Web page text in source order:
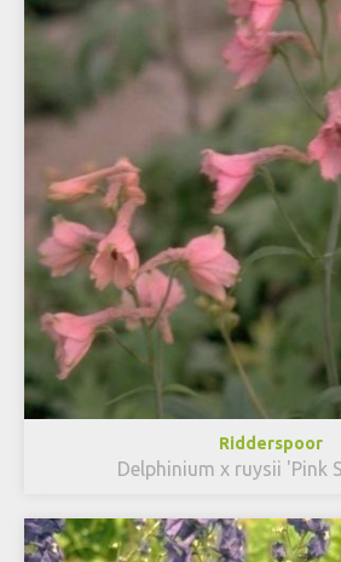
Ridderspoor
Delphinium x ruysii 'Pink